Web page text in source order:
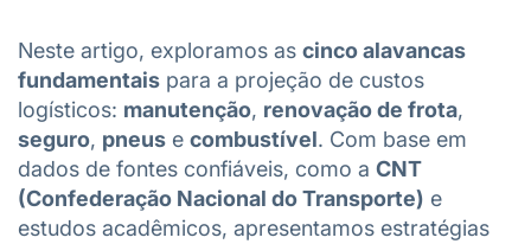
Neste artigo, exploramos as cinco alavancas
fundamentais para a projeção de custos
logísticos: manutenção, renovação de frota,
seguro, pneus e combustível. Com base em
dados de fontes confiáveis, como a CNT
(Confederação Nacional do Transporte) e
estudos acadêmicos, apresentamos estratégias